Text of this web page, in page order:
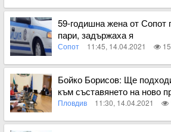
Вижте пълното съдържание
59-годишна жена от Сопот
пари, задържаха я
Сопот 11:45, 14.04.2021
Вижте пълното съдържание
Бойко Борисов: Ще
към съставянето на ново
Пловдив 11:30, 14.04.2021
Вижте пълното съдържание